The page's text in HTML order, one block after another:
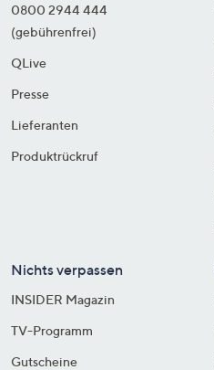
0800 2944 444
(gebührenfrei)
QLive
Presse
Lieferanten
Produktrückruf
Nichts verpassen
INSIDER Magazin
TV-Programm
Gutscheine